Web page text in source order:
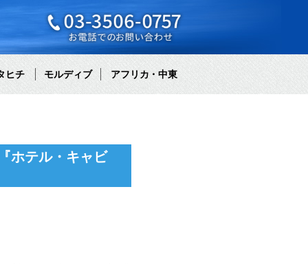
ヒチ モルディブ アフリカ・中東
ホテル・キャビ